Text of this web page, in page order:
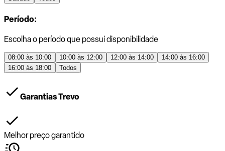
Período:
Escolha o período que possui disponibilidade
08:00 às 10:00 10:00 às 12:00 12:00 às 14:00
14:00 às 16:00
16:00 às 18:00
Todos
Garantias Trevo
Melhor preço garantido